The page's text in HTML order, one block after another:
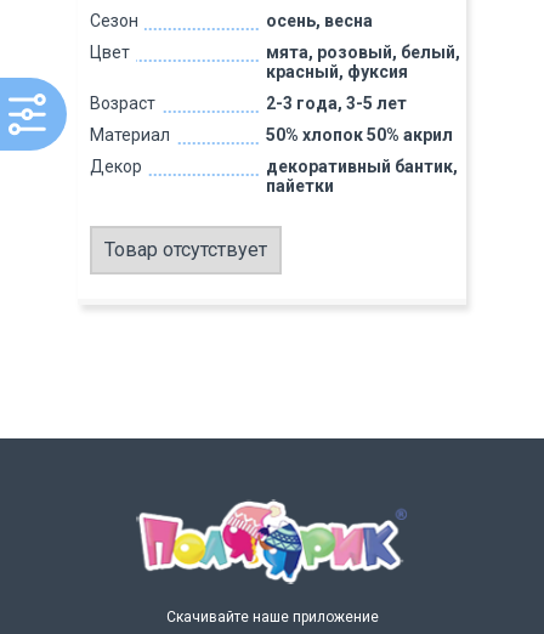
Сезон
осень, весна
Цвет
мята, розовый, белый,
красный, фуксия
Возраст
2-3 года, 3-5 лет
Материал
50% хлопок 50% акрил
Декор
декоративный бантик,
пайетки
Товар отсутствует
Скачивайте наше приложение